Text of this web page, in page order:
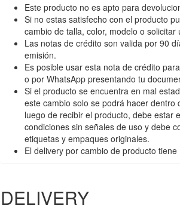
Este producto no es apto para
Si no estas satisfecho con el producto
cambio de talla, color, modelo o solicitar
Las notas de crédito son valida por 90
emisión.
Es posible usar esta nota de crédito
o por WhatsApp presentando tu
Si el producto se encuentra en mal
este cambio solo se podrá hacer dentro
luego de recibir el producto, debe estar
condiciones sin señales de uso y debe
etiquetas y empaques originales.
El delivery por cambio de producto
DELIVERY